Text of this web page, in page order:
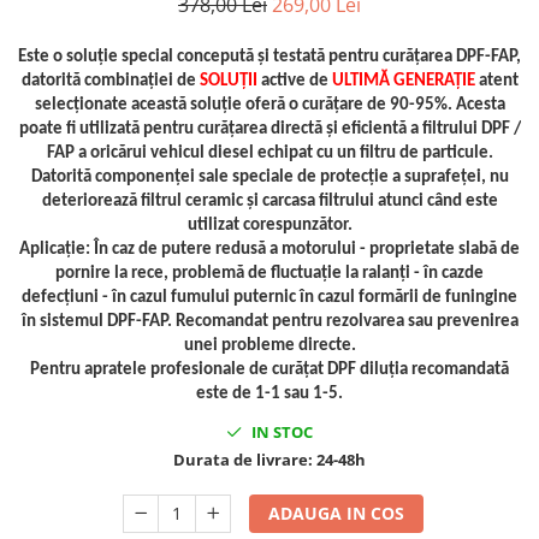
Pompe si Cilindri Hidraulici
Prese pentru arcuri
Redresoare,Roboti Pornire,Cabluri
Curent
Schimb ulei
Accesorii schimb ulei
Chei buson baie ulei
Chei filtru ulei
Recuperatoare de ulei
Scule Ajutatoare
Scule De Mana si Unelte
Aparate de nituit si capsat
Capsatoare tapiterie
378,00 Lei269,00 Lei
Este o soluție special concepută și testată pentru curățarea DPF-FAP,
datorită combinației de SOLUȚII active de ULTIMĂ GENERAȚIE atent
selecționate această soluție oferă o curățare de 90-95%. Acesta
poate fi utilizată pentru curățarea directă și eficientă a filtrului DPF /
FAP a oricărui vehicul diesel echipat cu un filtru de particule.
Datorită componenței sale speciale de protecție a suprafeței, nu
deteriorează filtrul ceramic și carcasa filtrului atunci când este
utilizat corespunzător.
Aplicație: În caz de putere redusă a motorului - proprietate slabă de
pornire la rece, problemă de fluctuație la ralanți - în cazde
defecțiuni - în cazul fumului puternic în cazul formării de funingine
în sistemul DPF-FAP. Recomandat pentru rezolvarea sau prevenirea
unei probleme directe.
Pentru apratele profesionale de curățat DPF diluția recomandată
este de 1-1 sau 1-5.
IN STOC
Durata de livrare: 24-48h
ADAUGA IN COS